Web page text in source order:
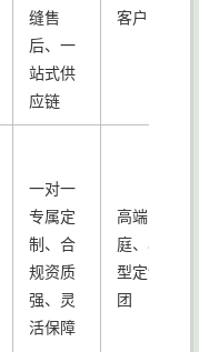
缝售
后、一
站式供
应链
客户
一对一
专属定
制、合
规资质
强、灵
活保障
高端家
庭、小
型定制
团